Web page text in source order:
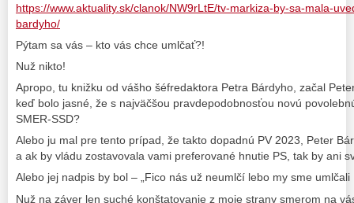
https://www.aktuality.sk/clanok/NW9rLtE/tv-markiza-by-sa-mala-
bardyho/
Pýtam sa vás – kto vás chce umlčať?!
Nuž nikto!
Apropo, tu knižku od vášho šéfredaktora Petra Bárdyho, začal
keď bolo jasné, že s najväčšou pravdepodobnosťou novú
SMER-SSD?
Alebo ju mal pre tento prípad, že takto dopadnú PV 2023, Peter
a ak by vládu zostavovala vami preferované hnutie PS, tak by ani
Alebo jej nadpis by bol – „Fico nás už neumlčí lebo my sme umlčali
Nuž na záver len suché konštatovanie z moje strany smerom na